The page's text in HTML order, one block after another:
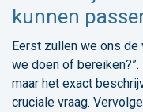
kunnen
Eerst zullen we ons
we doen of
maar het exact
cruciale vraag.